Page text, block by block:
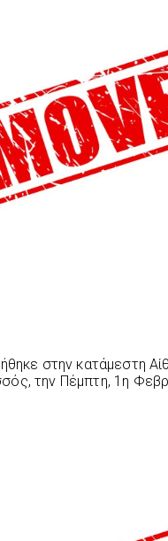
στην κατάμεστη
την Πέμπτη, 1η